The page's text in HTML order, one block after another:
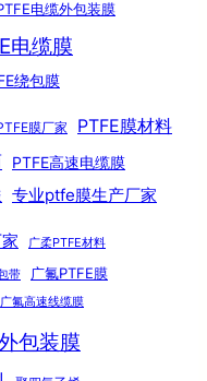
电缆外包装膜
电缆膜
绕包膜
膜厂家 PTFE膜材料
PTFE高速电缆膜
专业ptfe膜生产厂家
广柔PTFE材料
带 广氟PTFE膜
广氟高速线缆膜
包装膜